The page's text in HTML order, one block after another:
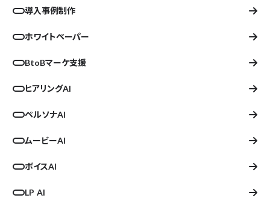
導入事例制作
ホワイトペーパー
BtoBマーケ支援
ヒアリングAI
ペルソナAI
ムービーAI
ボイスAI
LP AI